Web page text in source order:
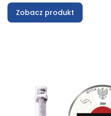
Zobacz produkt